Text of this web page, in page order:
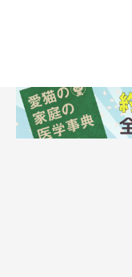
ちなみにC、Dは…